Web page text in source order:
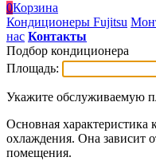
0Корзина
Кондиционеры Fujitsu
нас Контакты
Подбор кондиционера
Площадь:
Укажите обслуживаемую
Основная характеристика
охлаждения. Она зависит
помещения.